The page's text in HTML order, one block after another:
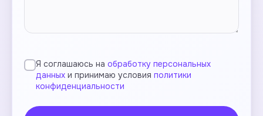
Я соглашаюсь на обработку персональных
данных и принимаю условия политики
конфиденциальности